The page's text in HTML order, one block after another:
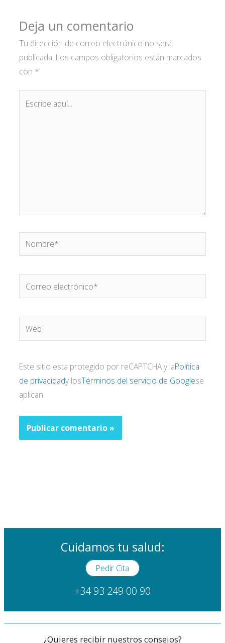
Deja un comentario
Tu dirección de correo electrónico no será
publicada. Los campos obligatorios están marcados
con *
Nombre*
Correo
electrónico*
Web
Este sitio esta protegido por reCAPTCHA y laPolítica
de privacidady losTérminos del servicio de Googlese
aplican.
Cuidamos tu salud:
Pedir Cita
+34 93 249 00 90
¿Quieres recibir nuestros consejos?